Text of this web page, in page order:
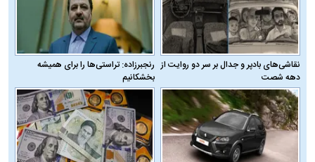
نقاشی‌های بادپر و جدال بر سر دو روایت از
دهه شصت
رنجبرزاده: تراستی‌ها را برای همیشه
بخشکانیم